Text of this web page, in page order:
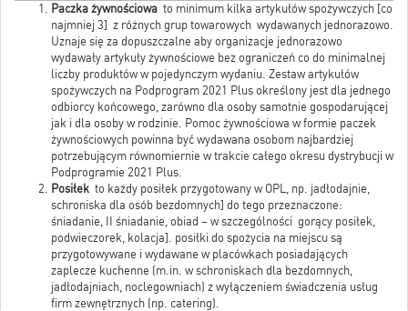
Paczka żywnościowa to minimum kilka artykułów spożywczych [co
najmniej 3] z różnych grup towarowych wydawanych jednorazowo.
Uznaje się za dopuszczalne aby organizacje jednorazowo
wydawały artykuły żywnościowe bez ograniczeń co do minimalnej
liczby produktów w pojedynczym wydaniu. Zestaw artykułów
spożywczych na Podprogram 2021 Plus określony jest dla jednego
odbiorcy końcowego, zarówno dla osoby samotnie gospodarującej
jak i dla osoby w rodzinie. Pomoc żywnościowa w formie paczek
żywnościowych powinna być wydawana osobom najbardziej
potrzebującym równomiernie w trakcie całego okresu dystrybucji w
Podprogramie 2021 Plus.
Posiłek to każdy posiłek przygotowany w OPL, np. jadłodajnie,
schroniska dla osób bezdomnych] do tego przeznaczone:
śniadanie, II śniadanie, obiad – w szczególności gorący posiłek,
podwieczorek, kolacja]. posiłki do spożycia na miejscu są
przygotowywane i wydawane w placówkach posiadających
zaplecze kuchenne (m.in. w schroniskach dla bezdomnych,
jadłodajniach, noclegowniach) z wyłączeniem świadczenia usług
firm zewnętrznych (np. catering).